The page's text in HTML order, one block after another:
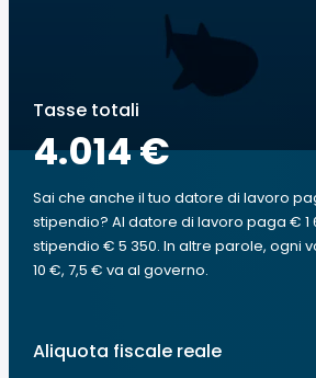
Tasse totali
4.014 €
Sai che anche il tuo datore di lavoro
stipendio? Al datore di lavoro paga € 1
stipendio € 5 350. In altre parole, ogni
10 €, 7,5 € va al governo.
Aliquota fiscale reale